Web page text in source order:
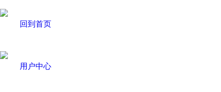
回到首页
用户中心